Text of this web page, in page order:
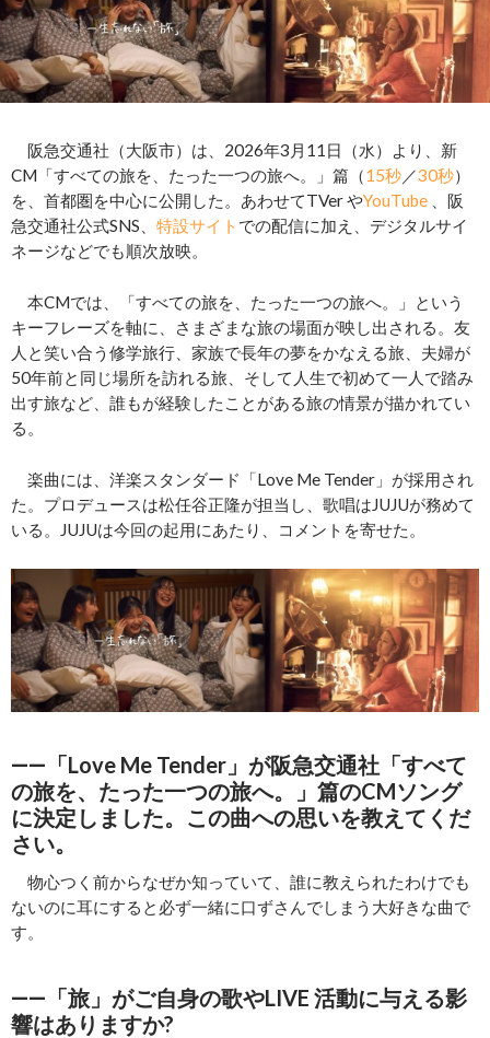
阪急交通社（大阪市）は、2026年3月11日（水）より、新
CM「すべての旅を、たった一つの旅へ。」篇（15秒／30秒）
を、首都圏を中心に公開した。あわせてTVer やYouTube 、阪
急交通社公式SNS、 特設サイト での配信に加え、デジタルサイ
ネージなどでも順次放映。
本CMでは、「すべての旅を、たった一つの旅へ。」という
キーフレーズを軸に、さまざまな旅の場面が映し出される。友
人と笑い合う修学旅行、家族で長年の夢をかなえる旅、夫婦が
50年前と同じ場所を訪れる旅、そして人生で初めて一人で踏み
出す旅など、誰もが経験したことがある旅の情景が描かれてい
る。
楽曲には、洋楽スタンダード「Love Me Tender」が採用され
た。プロデュースは松任谷正隆が担当し、歌唱はJUJUが務めて
いる。JUJUは今回の起用にあたり、コメントを寄せた。
――「Love Me Tender」が阪急交通社「すべて
の旅を、たった一つの旅へ。」篇のCMソング
に決定しました。この曲への思いを教えてくだ
さい。
物心つく前からなぜか知っていて、誰に教えられたわけでも
ないのに耳にすると必ず一緒に口ずさんでしまう大好きな曲で
す。
――「旅」がご自身の歌やLIVE 活動に与える影
響はありますか?